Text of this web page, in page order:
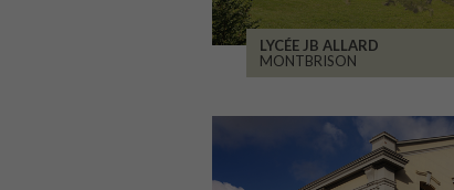
LYCÉE JB ALLARD
MONTBRISON